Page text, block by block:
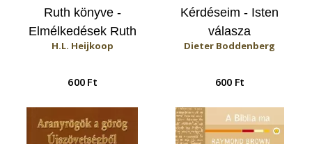
Ruth könyve -
Elmélkedések Ruth
könyvéből
H.L. Heijkoop
600 Ft
Kérdéseim - Isten
válasza
Dieter Boddenberg
600 Ft